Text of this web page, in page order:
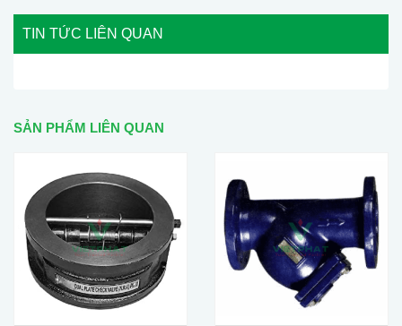
TIN TỨC LIÊN QUAN
SẢN PHẨM LIÊN QUAN